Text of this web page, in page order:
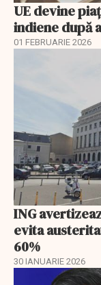
UE devine
indiene după
01 FEBRUARIE 2026
ING
evita
60%
30 IANUARIE 2026